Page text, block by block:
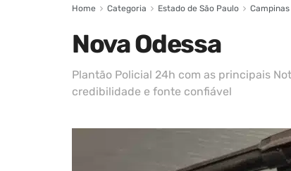
Home Categoria Estado de São Paulo
Nova Odessa
Plantão Policial 24h com as principais
credibilidade e fonte confiável